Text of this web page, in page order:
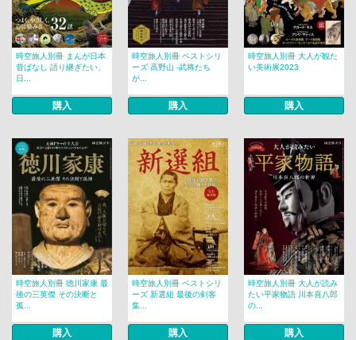
時空旅人別冊 まんが日本
昔ばなし 語り継ぎたい、
日...
購入
時空旅人別冊 ベストシリ
ーズ 高野山 -武将たち
が...
購入
時空旅人別冊 大人が観た
い美術展2023
購入
時空旅人別冊 徳川家康 最
後の三英傑 その決断と
孤...
購入
時空旅人別冊 ベストシリ
ーズ 新選組 最後の剣客
集...
購入
時空旅人別冊 大人が読み
たい平家物語 川本喜八郎
の...
購入